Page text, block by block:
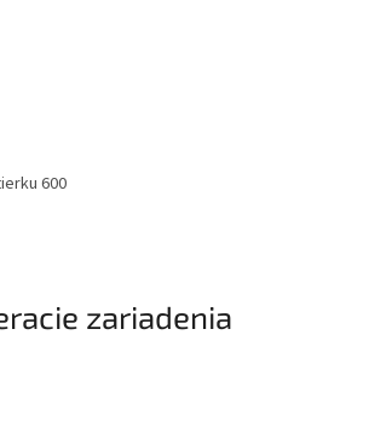
600
zariadenia